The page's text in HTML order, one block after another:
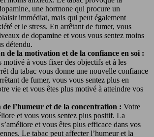
une hormone qui procure un
immédiat, mais qui peut également
et le stress. En arrêtant de fumer, vous
de dopamine et vous vous sentez moins
détendu.
de la motivation et de la confiance en soi :
motivé à vous fixer des objectifs et à les
du tabac vous donne une nouvelle confiance
de fumer, vous vous sentez plus en
vie et vous êtes plus motivé à atteindre vos
l’humeur et de la concentration : Votre
et vous vous sentez plus positif. La
et vous êtes plus efficace dans vos
Le tabac peut affecter l’humeur et la